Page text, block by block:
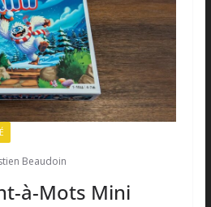
Beaudoin
à-Mots Mini